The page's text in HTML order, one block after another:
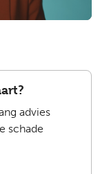
advies
schade